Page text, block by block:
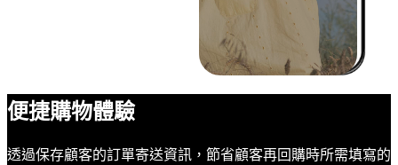
便捷購物體驗
透過保存顧客的訂單寄送資訊，節省顧客再回購時所需填寫的